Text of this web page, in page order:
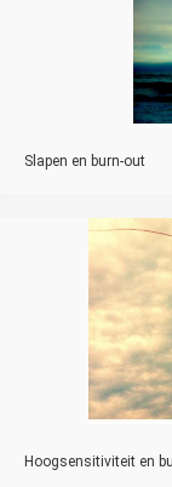
Slapen en burn-out
Hoogsensitiviteit en